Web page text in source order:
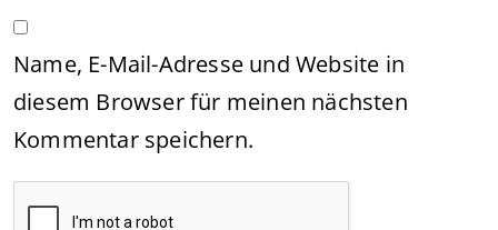
Name, E-Mail-Adresse und Website in
diesem Browser für meinen nächsten
Kommentar speichern.